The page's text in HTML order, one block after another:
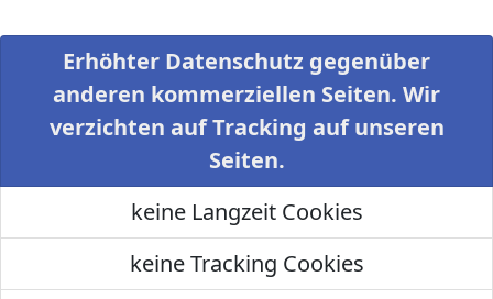
Erhöhter Datenschutz gegenüber
anderen kommerziellen Seiten. Wir
verzichten auf Tracking auf unseren
Seiten.
keine Langzeit Cookies
keine Tracking Cookies